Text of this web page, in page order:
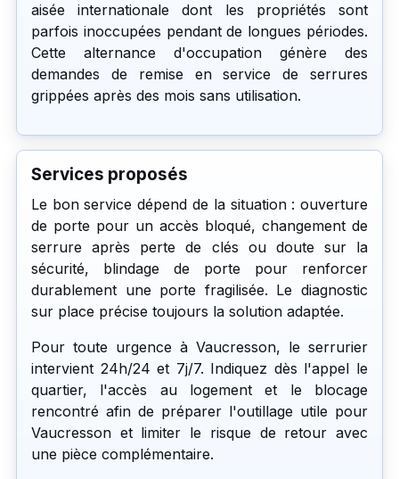
aisée internationale dont les propriétés sont
parfois inoccupées pendant de longues périodes.
Cette alternance d'occupation génère des
demandes de remise en service de serrures
grippées après des mois sans utilisation.
Services proposés
Le bon service dépend de la situation : ouverture
de porte pour un accès bloqué, changement de
serrure après perte de clés ou doute sur la
sécurité, blindage de porte pour renforcer
durablement une porte fragilisée. Le diagnostic
sur place précise toujours la solution adaptée.
Pour toute urgence à Vaucresson, le serrurier
intervient 24h/24 et 7j/7. Indiquez dès l'appel le
quartier, l'accès au logement et le blocage
rencontré afin de préparer l'outillage utile pour
Vaucresson et limiter le risque de retour avec
une pièce complémentaire.